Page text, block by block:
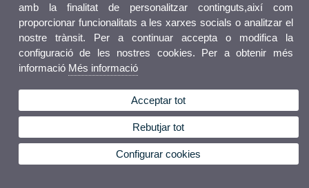
amb la finalitat de personalitzar continguts,així com
proporcionar funcionalitats a les xarxes socials o analitzar el
nostre trànsit. Per a continuar accepta o modifica la
configuració de les nostres cookies. Per a obtenir més
informació Més informació
Acceptar tot
Rebutjar tot
Configurar cookies